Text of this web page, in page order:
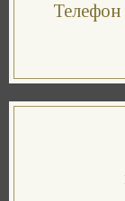
Телефон